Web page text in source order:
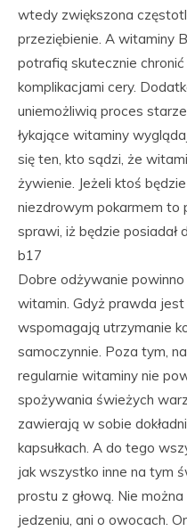
wtedy zwiększona
przeziębienie. A witaminy
potrafią skutecznie
komplikacjami cery.
uniemożliwią proces
łykające witaminy
się ten, kto sądzi, że
żywienie. Jeżeli ktoś
niezdrowym pokarmem to
sprawi, iż będzie posiadał
b17
Dobre odżywanie
witamin. Gdyż prawda
wspomagają utrzymanie
samoczynnie. Poza tym,
regularnie witaminy nie
spożywania świeżych
zawierają w sobie
kapsułkach. A do tego
jak wszystko inne na tym
prostu z głową. Nie
jedzeniu, ani o owocach.